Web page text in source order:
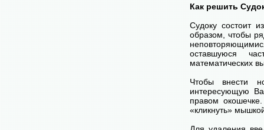
Как решить
Судоку состоит
образом, чтобы
оставшуюся
математических
Чтобы внести
интересующую
правом
«кликнуть»